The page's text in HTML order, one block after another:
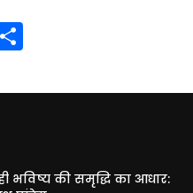
भविष्य की समृद्धि का आधार: